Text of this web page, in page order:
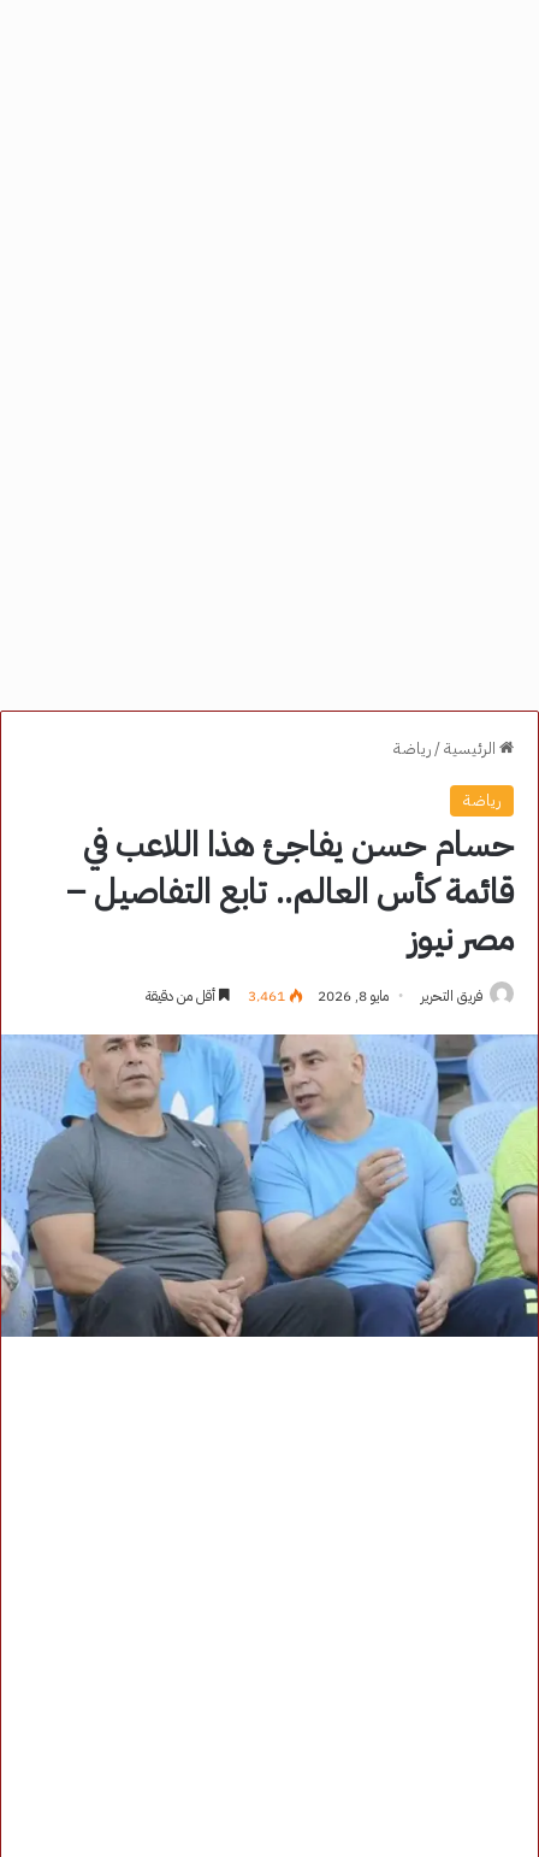
الرئيسية/رياضة
رياضة
حسام حسن يفاجئ هذا اللاعب في
قائمة كأس العالم.. تابع التفاصيل –
مصر نيوز
فريق التحرير مايو 8, 2026 3٬461 أقل من دقيقة